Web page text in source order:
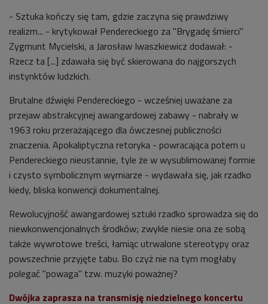
- Sztuka kończy się tam, gdzie zaczyna się prawdziwy
realizm... - krytykował Pendereckiego za "Brygadę śmierci"
Zygmunt Mycielski, a Jarosław Iwaszkiewicz dodawał: -
Rzecz ta [...] zdawała się być skierowana do najgorszych
instynktów ludzkich.
Brutalne dźwięki Pendereckiego - wcześniej uważane za
przejaw abstrakcyjnej awangardowej zabawy - nabrały w
1963 roku przerażającego dla ówczesnej publiczności
znaczenia. Apokaliptyczna retoryka - powracająca potem u
Pendereckiego nieustannie, tyle że w wysublimowanej formie
i czysto symbolicznym wymiarze - wydawała się, jak rzadko
kiedy, bliska konwencji dokumentalnej.
Rewolucyjność awangardowej sztuki rzadko sprowadza się do
niewkonwencjonalnych środków; zwykle niesie ona ze sobą
także wywrotowe treści, łamiąc utrwalone stereotypy oraz
powszechnie przyjęte tabu. Bo czyż nie na tym mogłaby
polegać "powaga" tzw. muzyki poważnej?
Dwójka zaprasza na transmisję niedzielnego koncertu